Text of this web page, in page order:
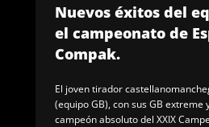
Nuevos éxitos del
el campeonato de
Compak.
El joven tirador
(equipo GB), con sus GB
campeón absoluto del XXIX